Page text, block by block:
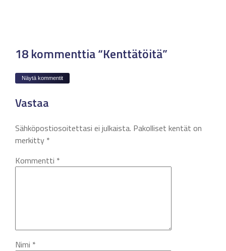
18 kommenttia “Kenttätöitä”
Näytä kommentit
Vastaa
Sähköpostiosoitettasi ei julkaista. Pakolliset kentät on
merkitty *
Kommentti *
Nimi *